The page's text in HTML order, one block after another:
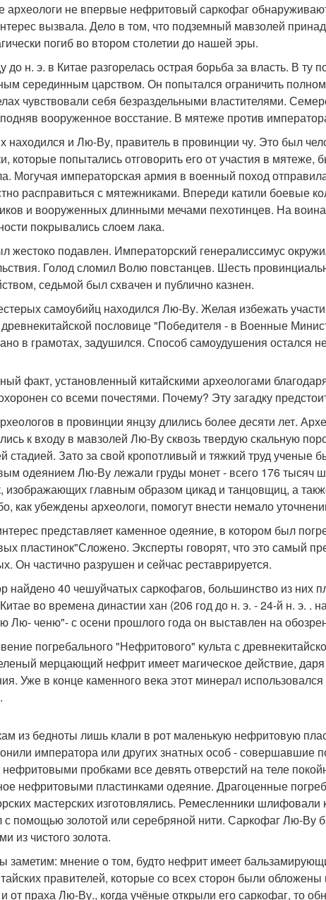
археологи не впервые нефритовый саркофаг
вызвала. Дело в том, что подземный мавзолей
погиб во втором столетии до нашей эры.
до н. э. в Китае разгорелась острая борьба за власть. В ту
серединным царством. Он попытался ограничить
чувствовали себя безраздельными властителями.
вооруженное восстание. В мятеже против
находился и Лю-Ву, правитель в провинции чу. Это был
которые попытались отговорить его от участия в
Могучая императорская армия в военный поход
расправиться с мятежниками. Впереди катили боевые
и вооруженных длинными мечами пехотинцев. На
покрывались слоем лака.
жестоко подавлен. Императорский генералиссимус
Голод сломил Волю повстанцев. Шесть
седьмой был схвачен и публично казнен.
самоубийц находился Лю-Ву. Желая избежать
древнекитайской пословице "Победителя - в Военные
в грамотах, задушился. Способ самоудушения остался
факт, установленный китайскими археологами
со всеми почестями. Почему? Эту загадку
в провинции янцзу длились более десяти лет.
к входу в мавзолей Лю-Ву сквозь твердую скальную
стадией. Зато за свой кропотливый и тяжкий труд ученые
одеянием Лю-Ву лежали груды монет - всего 176 тысяч
изображающих главным образом цикад и танцовщиц, а
как убеждены археологи, помогут внести немало
представляет каменное одеяние, в котором был
пластинок"Сложено. Эксперты говорят, что это самый
Он частично разрушен и сейчас реставрируется.
найдено 40 чешуйчатых саркофагов, большинство из них
во времена династии хан (206 год до н. э. - 24-й н. э. .
Лю- ченю"- с осени прошлого года он выставлен на
погребального "Нефритового" культа с
мерцающий нефрит имеет магическое действие,
Уже в конце каменного века этот минерал
из бедноты лишь клали в рот маленькую нефритовую
императора или других знатных особ - совершавшие
нефритовыми пробками все девять отверстий на теле
нефритовыми пластинками одеяние. Драгоценные
мастерских изготовлялись. Ремесленники
с помощью золотой или серебряной нити. Саркофаг Лю-Ву
из чистого золота.
заметим: мнение о том, будто нефрит имеет
правителей, которые со всех сторон были
от праха Лю-Ву., когда учёные открыли его саркофаг, то